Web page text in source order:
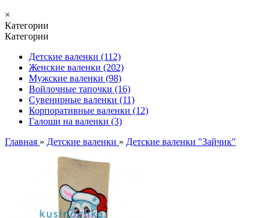
×
Категории
Категории
Детские валенки (112)
Женские валенки (202)
Мужские валенки (98)
Войлочные тапочки (16)
Сувенирные валенки (11)
Корпоративные валенки (12)
Галоши на валенки (3)
Главная » Детские валенки » Детские валенки "Зайчик"